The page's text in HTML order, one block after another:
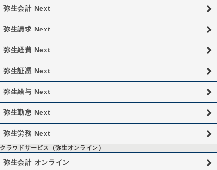
弥生会計 Next
弥生請求 Next
弥生経費 Next
弥生証憑 Next
弥生給与 Next
弥生勤怠 Next
弥生労務 Next
クラウドサービス（弥生オンライン）
弥生会計 オンライン